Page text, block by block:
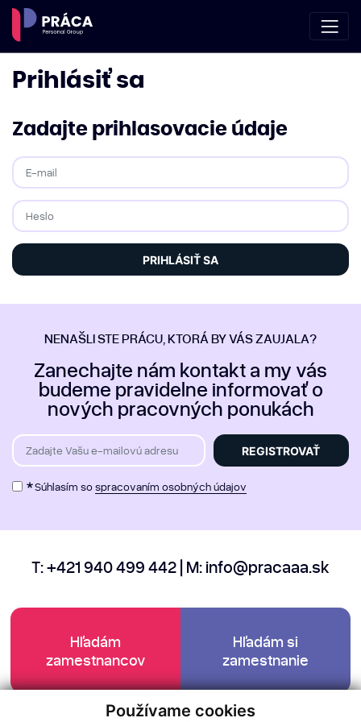
Používame cookies
Prihlásiť sa
Zadajte prihlasovacie údaje
PRIHLÁSIŤ SA
NENAŠLI STE PRÁCU, KTORÁ BY VÁS ZAUJALA?
Zanechajte nám kontakt a my vás
budeme pravidelne informovať o
nových pracovných ponukách
Zadajte Vašu e-mailovú adresu
REGISTROVAŤ
*Súhlasím sospracovaním osobných údajov
T:+421 940 499 442| M:info@pracaaa.sk
Hľadám
zamestnancov
Hľadám si
zamestnanie
Facebook|Instagram|Youtube